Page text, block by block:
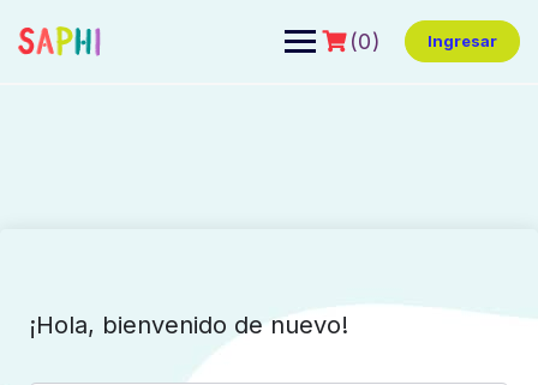
(0) Ingresar
¡Hola, bienvenido de nuevo!